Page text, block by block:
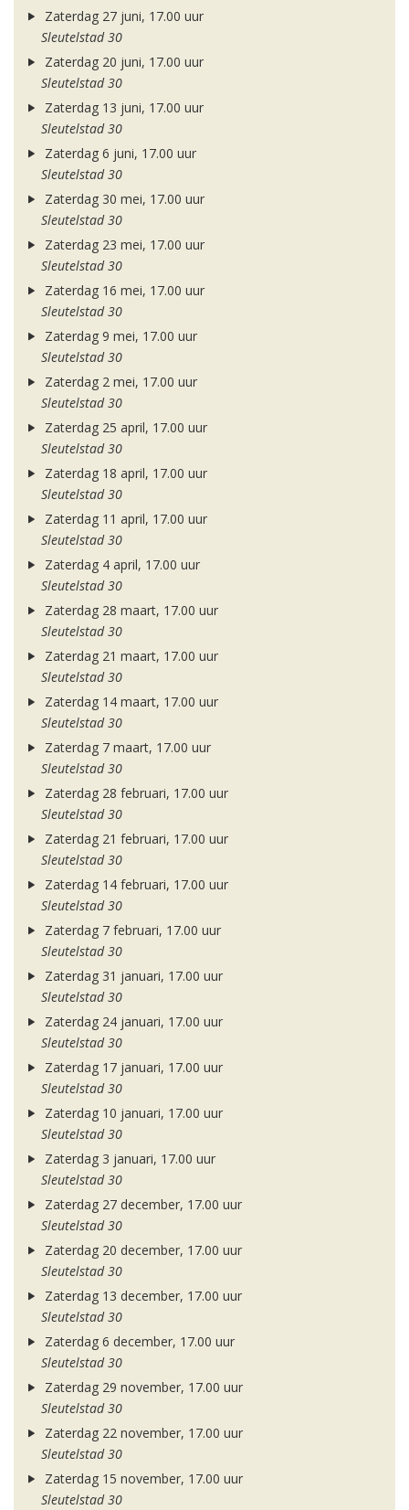
Zaterdag 27 juni, 17.00 uur
Sleutelstad 30
Zaterdag 20 juni, 17.00 uur
Sleutelstad 30
Zaterdag 13 juni, 17.00 uur
Sleutelstad 30
Zaterdag 6 juni, 17.00 uur
Sleutelstad 30
Zaterdag 30 mei, 17.00 uur
Sleutelstad 30
Zaterdag 23 mei, 17.00 uur
Sleutelstad 30
Zaterdag 16 mei, 17.00 uur
Sleutelstad 30
Zaterdag 9 mei, 17.00 uur
Sleutelstad 30
Zaterdag 2 mei, 17.00 uur
Sleutelstad 30
Zaterdag 25 april, 17.00 uur
Sleutelstad 30
Zaterdag 18 april, 17.00 uur
Sleutelstad 30
Zaterdag 11 april, 17.00 uur
Sleutelstad 30
Zaterdag 4 april, 17.00 uur
Sleutelstad 30
Zaterdag 28 maart, 17.00 uur
Sleutelstad 30
Zaterdag 21 maart, 17.00 uur
Sleutelstad 30
Zaterdag 14 maart, 17.00 uur
Sleutelstad 30
Zaterdag 7 maart, 17.00 uur
Sleutelstad 30
Zaterdag 28 februari, 17.00 uur
Sleutelstad 30
Zaterdag 21 februari, 17.00 uur
Sleutelstad 30
Zaterdag 14 februari, 17.00 uur
Sleutelstad 30
Zaterdag 7 februari, 17.00 uur
Sleutelstad 30
Zaterdag 31 januari, 17.00 uur
Sleutelstad 30
Zaterdag 24 januari, 17.00 uur
Sleutelstad 30
Zaterdag 17 januari, 17.00 uur
Sleutelstad 30
Zaterdag 10 januari, 17.00 uur
Sleutelstad 30
Zaterdag 3 januari, 17.00 uur
Sleutelstad 30
Zaterdag 27 december, 17.00 uur
Sleutelstad 30
Zaterdag 20 december, 17.00 uur
Sleutelstad 30
Zaterdag 13 december, 17.00 uur
Sleutelstad 30
Zaterdag 6 december, 17.00 uur
Sleutelstad 30
Zaterdag 29 november, 17.00 uur
Sleutelstad 30
Zaterdag 22 november, 17.00 uur
Sleutelstad 30
Zaterdag 15 november, 17.00 uur
Sleutelstad 30